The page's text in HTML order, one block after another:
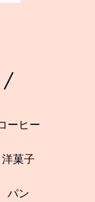
/
ーヒー
洋菓子
パン